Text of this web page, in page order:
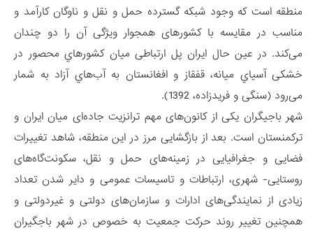
منطقه است که وجود شبکه گسترده حمل و نقل و ناوگان کارآمد و
مناسب در مقایسه با کشورهای همجوار ویژگی آن را دو چندان
می‌کند. در عین حال ایران پل ارتباطی میان کشورهاي محصور در
خشکی آسیاي میانه، قفقاز و افغانستان به آب‌هاي آزاد به شمار
می‌رود (سنگی و فریدزاده، 1392).
شهر باجیگران یکی از کانون‌های مهم ترانزیت جاده‌ای میان ایران و
ترکمنستان است. بعد از بازگشایی مرز در این منطقه، شاهد تغییرات
فضایی و جغرافیایی در زمینه‌های حمل و نقل، سکونت‌گاه‌های
روستایی- شهری، ارتباطات و تاسیسات عمومی و دایر شدن تعداد
زیادی از نمایندگی‌های ادارات و سازمان‌های دولتی و غیردولتی و
همچنین تغییر روند حرکت جمعیت به خصوص در شهر باجگیران